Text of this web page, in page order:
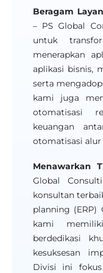
Beragam
– PS Global
untuk
menerapkan
aplikasi bisnis,
serta
kami juga
otomatisasi
keuangan
otomatisasi alur
Menawarkan
Global
konsultan
planning (ERP)
kami
berdedikasi
kesuksesan
Divisi ini